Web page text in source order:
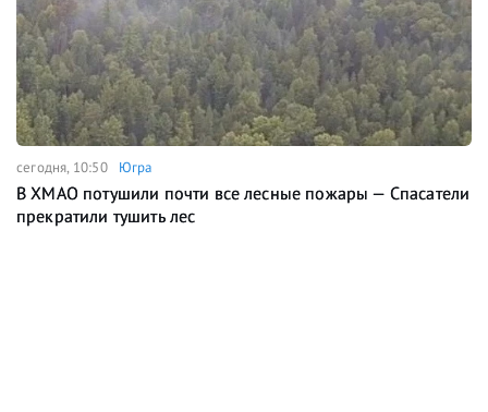
сегодня, 10:50 Югра
В ХМАО потушили почти все лесные пожары — Спасатели
прекратили тушить лес